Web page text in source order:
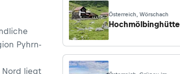
Pyhrn-
Nord liegt
Österreich, Wörschach
Hochmölbinghütte